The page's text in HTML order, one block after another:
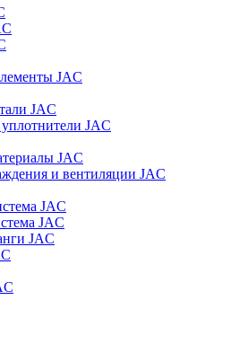
JAC
JAC
JAC
JAC
и вентиляции JAC
JAC
JAC
JAC